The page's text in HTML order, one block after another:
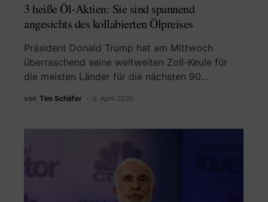
3 heiße Öl-Aktien: Sie sind spannend
angesichts des kollabierten Ölpreises
Präsident Donald Trump hat am Mittwoch
überraschend seine weltweiten Zoll-Keule für
die meisten Länder für die nächsten 90…
von Tim Schäfer 9. April 2025